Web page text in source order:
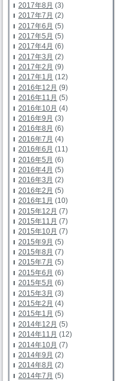
2017年8月 (3)
2017年7月 (2)
2017年6月 (5)
2017年5月 (5)
2017年4月 (6)
2017年3月 (2)
2017年2月 (9)
2017年1月 (12)
2016年12月 (9)
2016年11月 (5)
2016年10月 (4)
2016年9月 (3)
2016年8月 (6)
2016年7月 (4)
2016年6月 (11)
2016年5月 (6)
2016年4月 (5)
2016年3月 (2)
2016年2月 (5)
2016年1月 (10)
2015年12月 (7)
2015年11月 (7)
2015年10月 (7)
2015年9月 (5)
2015年8月 (7)
2015年7月 (5)
2015年6月 (6)
2015年5月 (6)
2015年3月 (3)
2015年2月 (4)
2015年1月 (5)
2014年12月 (5)
2014年11月 (12)
2014年10月 (7)
2014年9月 (2)
2014年8月 (2)
2014年7月 (5)